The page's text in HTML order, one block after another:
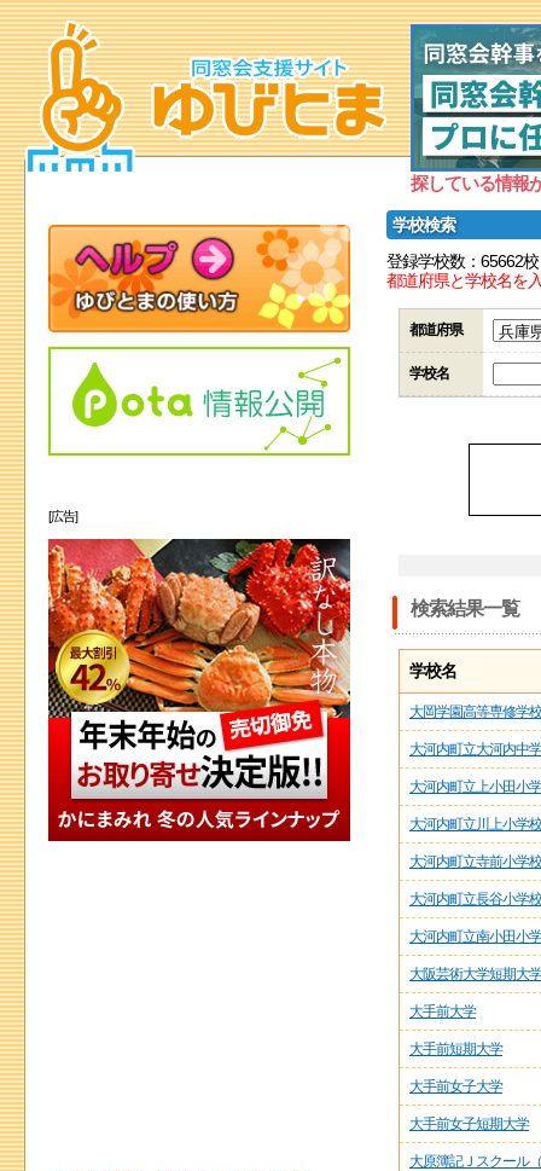
探している情報
学校検索
登録学校数：65662校
都道府県と学校名を
都道府県
学校名
検索結果一覧
学校名
大岡学園高等専修学校
大河内町立大河内中
大河内町立上小田小
大河内町立川上小学校
大河内町立寺前小学校
大河内町立長谷小学校
大河内町立南小田小
大阪芸術大学短期大
大手前大学
大手前短期大学
大手前女子大学
大手前女子短期大学
大原簿記Ｊスクール
[広告]